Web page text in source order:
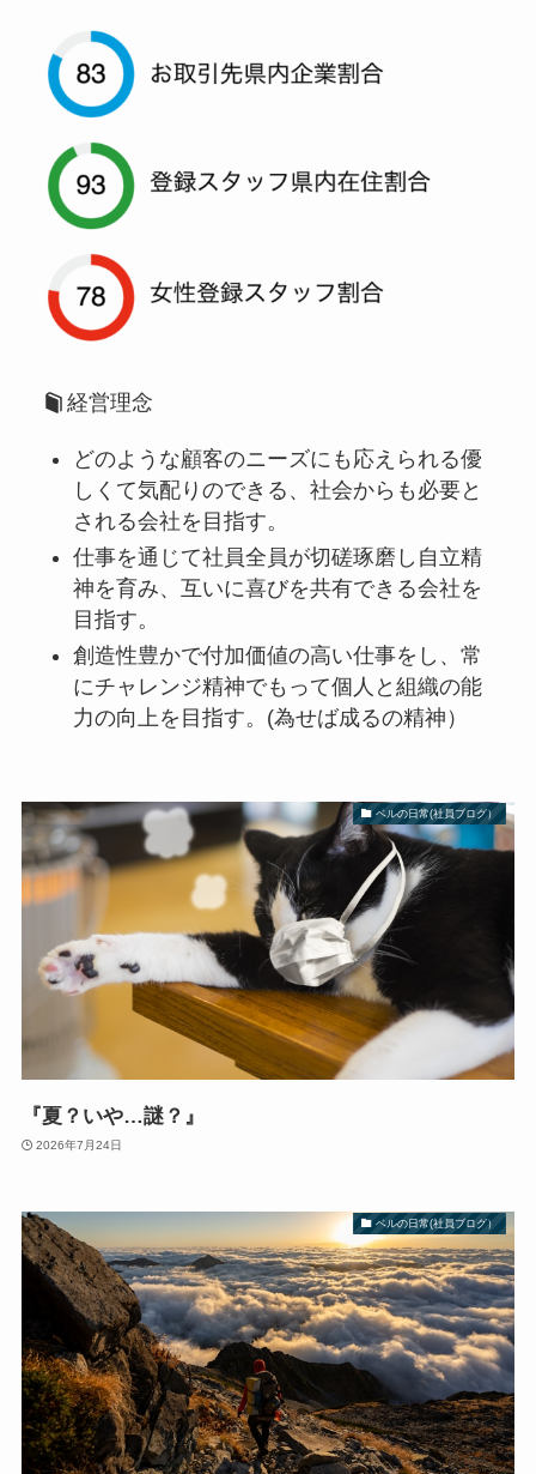
経営理念
どのような顧客のニーズにも応えられる優
しくて気配りのできる、社会からも必要と
される会社を目指す。
仕事を通じて社員全員が切磋琢磨し自立精
神を育み、互いに喜びを共有できる会社を
目指す。
創造性豊かで付加価値の高い仕事をし、常
にチャレンジ精神でもって個人と組織の能
力の向上を目指す。(為せば成るの精神）
ベルの日常(社員ブログ）
『夏？いや…謎？』
2026年7月24日
ベルの日常(社員ブログ）